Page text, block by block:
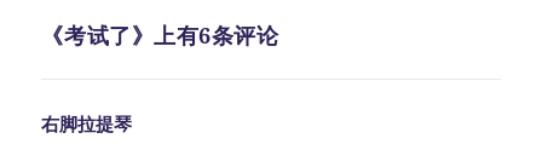
《考试了》上有6条评论
右脚拉提琴